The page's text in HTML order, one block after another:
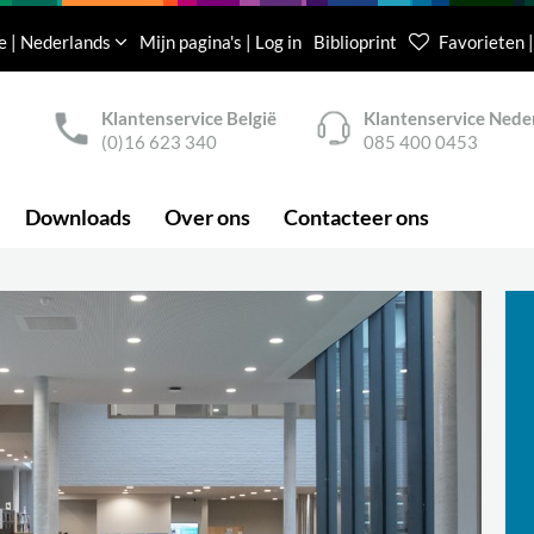
| Nederlands Mijn pagina's | Log in Biblioprint Favorieten
Klantenservice België
(0)16 623 340
Klantenservice
085 400 0453
Downloads Over ons Contacteer ons